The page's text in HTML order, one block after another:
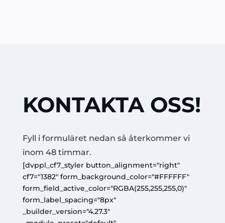
KONTAKTA OSS!
Fyll i formuläret nedan så återkommer vi
inom 48 timmar.
[dvppl_cf7_styler button_alignment="right"
cf7="1382" form_background_color="#FFFFFF"
form_field_active_color="RGBA(255,255,255,0)"
form_label_spacing="8px"
_builder_version="4.27.3"